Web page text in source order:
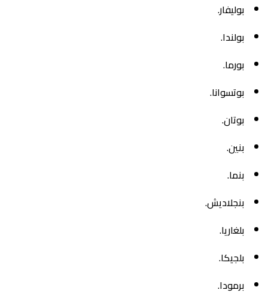
بوليفار.
بولندا.
بورما.
بوتسوانا.
بوتان.
بنين.
بنما.
بنجلاديش.
بلغاريا.
بلجيكا.
برمودا.